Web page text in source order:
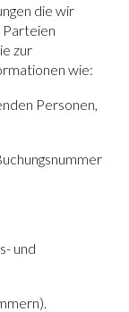
die wir
zur
wie:
Personen,
und